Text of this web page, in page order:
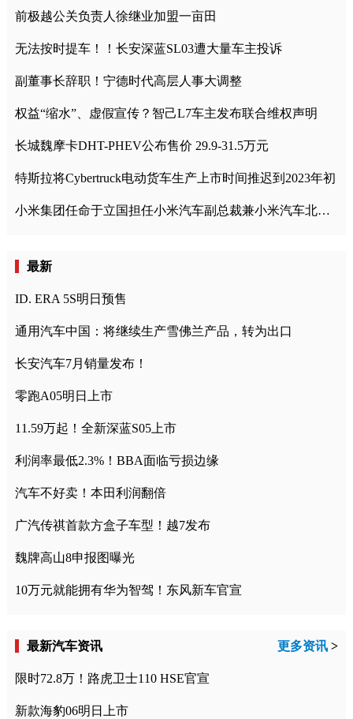
前极越公关负责人徐继业加盟一亩田
无法按时提车！！长安深蓝SL03遭大量车主投诉
副董事长辞职！宁德时代高层人事大调整
权益“缩水”、虚假宣传？智己L7车主发布联合维权声明
长城魏摩卡DHT-PHEV公布售价 29.9-31.5万元
特斯拉将Cybertruck电动货车生产上市时间推迟到2023年初
小米集团任命于立国担任小米汽车副总裁兼小米汽车北京总部政委
最新
ID. ERA 5S明日预售
通用汽车中国：将继续生产雪佛兰产品，转为出口
长安汽车7月销量发布！
零跑A05明日上市
11.59万起！全新深蓝S05上市
利润率最低2.3%！BBA面临亏损边缘
汽车不好卖！本田利润翻倍
广汽传祺首款方盒子车型！越7发布
魏牌高山8申报图曝光
10万元就能拥有华为智驾！东风新车官宣
最新汽车资讯 更多资讯 >
限时72.8万！路虎卫士110 HSE官宣
新款海豹06明日上市